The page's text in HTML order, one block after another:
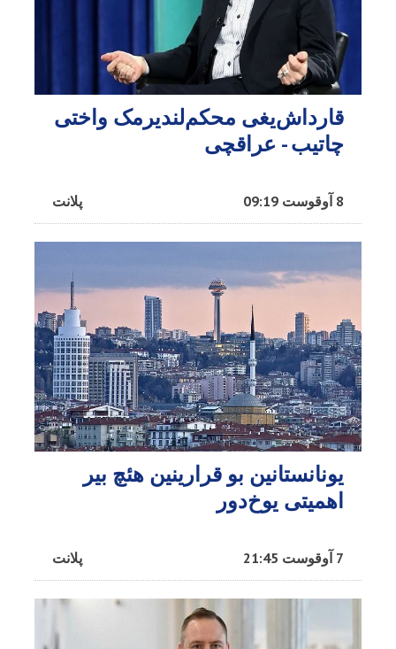
قارداش‌یغی محکم‌لندیرمک واختی
چاتیب - عراقچی
پلانت 8 آوقوست 09:19
یونانستانین بو قرارینین هئچ بیر
اهمیتی یوخ‌دور
پلانت 7 آوقوست 21:45